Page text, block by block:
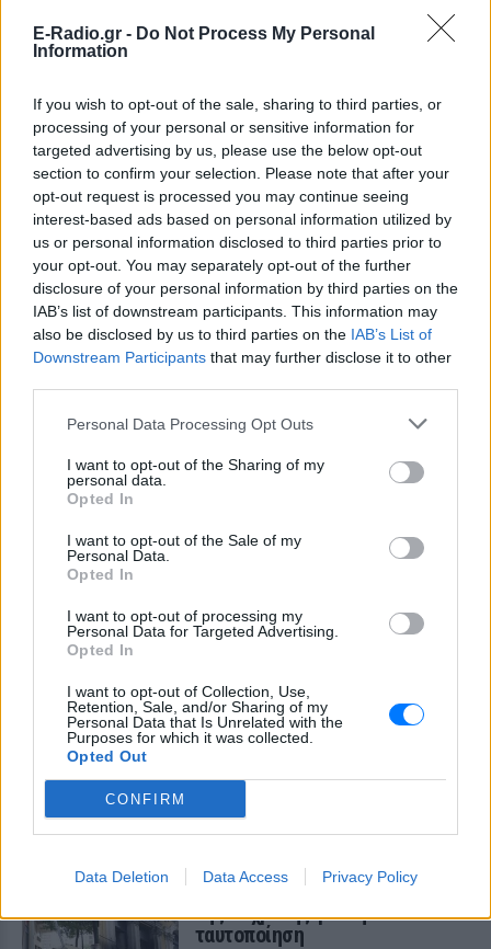
E-Radio.gr - Do Not Process My Personal
Information
If you wish to opt-out of the sale, sharing to third parties, or
processing of your personal or sensitive information for
targeted advertising by us, please use the below opt-out
section to confirm your selection. Please note that after your
opt-out request is processed you may continue seeing
interest-based ads based on personal information utilized by
us or personal information disclosed to third parties prior to
your opt-out. You may separately opt-out of the further
disclosure of your personal information by third parties on the
IAB’s list of downstream participants. This information may
also be disclosed by us to third parties on the IAB’s List of
Downstream Participants that may further disclose it to other
Personal Data Processing Opt Outs
I want to opt-out of the Sharing of my
personal data.
Opted In
I want to opt-out of the Sale of my
Personal Data.
Opted In
I want to opt-out of processing my
Personal Data for Targeted Advertising.
Opted In
I want to opt-out of Collection, Use,
Retention, Sale, and/or Sharing of my
Personal Data that Is Unrelated with the
Purposes for which it was collected.
Opted Out
CONFIRM
Data Deletion Data Access Privacy Policy
Ακολουθήστε το E-Radio.gr στο
Για ακόμη περισσότερανέα, μπείτε στην ροή
ειδήσεωντου E-Daily.gr
Ακολουθήστε το E-Radio.gr και στο Instagram
ΔΙΑΦΗΜΙΣΗ
ΔΕΙΤΕ ΕΠΙΣΗΣ
ΣΤΗΝ ΙΔΙΑ ΚΑΤΗΓΟΡΙΑ
Marfin: Επιμένει ο δικηγόρος
της 46χρονης για την
ταυτοποίηση